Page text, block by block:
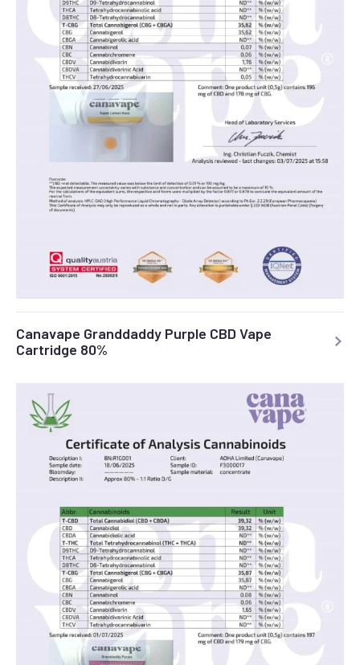
Canavape Granddaddy Purple CBD Vape
Cartridge 80%